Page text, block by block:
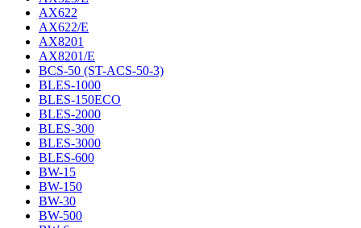
AX622
AX622/E
AX8201
AX8201/E
BCS-50 (ST-ACS-50-3)
BLES-1000
BLES-150ECO
BLES-2000
BLES-300
BLES-3000
BLES-600
BW-15
BW-150
BW-30
BW-500